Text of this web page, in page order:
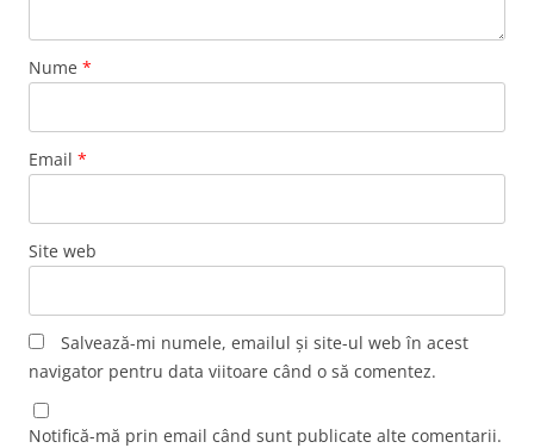
Nume *
Email *
Site web
Salvează-mi numele, emailul și site-ul web în acest
navigator pentru data viitoare când o să comentez.
Notifică-mă prin email când sunt publicate alte comentarii.